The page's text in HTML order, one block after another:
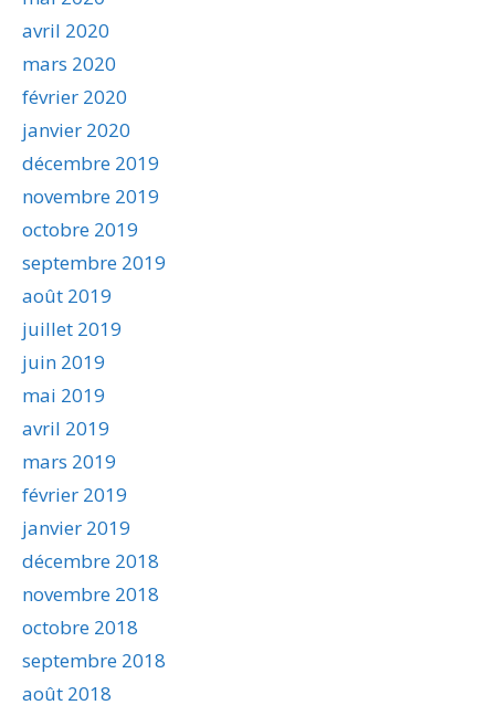
avril 2020
mars 2020
février 2020
janvier 2020
décembre 2019
novembre 2019
octobre 2019
septembre 2019
août 2019
juillet 2019
juin 2019
mai 2019
avril 2019
mars 2019
février 2019
janvier 2019
décembre 2018
novembre 2018
octobre 2018
septembre 2018
août 2018